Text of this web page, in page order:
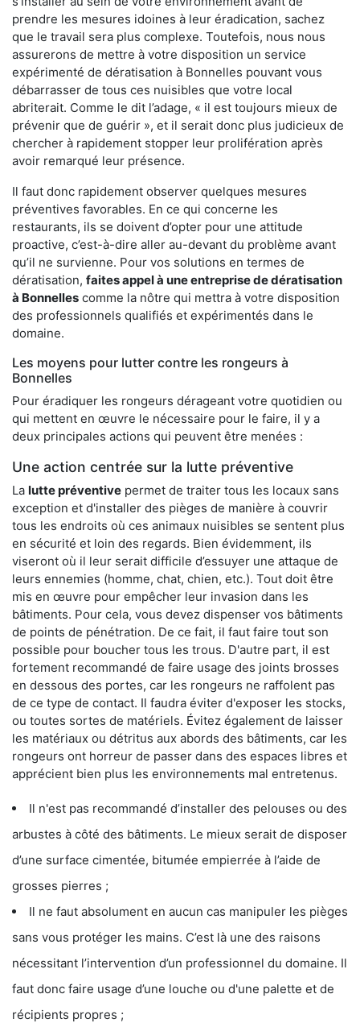
prendre les mesures idoines à leur éradication, sachez
que le travail sera plus complexe. Toutefois, nous nous
assurerons de mettre à votre disposition un service
expérimenté de dératisation à Bonnelles pouvant vous
débarrasser de tous ces nuisibles que votre local
abriterait. Comme le dit l’adage, « il est toujours mieux de
prévenir que de guérir », et il serait donc plus judicieux de
chercher à rapidement stopper leur prolifération après
avoir remarqué leur présence.
Il faut donc rapidement observer quelques mesures
préventives favorables. En ce qui concerne les
restaurants, ils se doivent d’opter pour une attitude
proactive, c’est-à-dire aller au-devant du problème avant
qu’il ne survienne. Pour vos solutions en termes de
dératisation, faites appel à une entreprise de dératisation
à Bonnelles comme la nôtre qui mettra à votre disposition
des professionnels qualifiés et expérimentés dans le
domaine.
Les moyens pour lutter contre les rongeurs à
Bonnelles
Pour éradiquer les rongeurs dérageant votre quotidien ou
qui mettent en œuvre le nécessaire pour le faire, il y a
deux principales actions qui peuvent être menées :
Une action centrée sur la lutte préventive
La lutte préventive permet de traiter tous les locaux sans
exception et d'installer des pièges de manière à couvrir
tous les endroits où ces animaux nuisibles se sentent plus
en sécurité et loin des regards. Bien évidemment, ils
viseront où il leur serait difficile d’essuyer une attaque de
leurs ennemies (homme, chat, chien, etc.). Tout doit être
mis en œuvre pour empêcher leur invasion dans les
bâtiments. Pour cela, vous devez dispenser vos bâtiments
de points de pénétration. De ce fait, il faut faire tout son
possible pour boucher tous les trous. D'autre part, il est
fortement recommandé de faire usage des joints brosses
en dessous des portes, car les rongeurs ne raffolent pas
de ce type de contact. Il faudra éviter d'exposer les stocks,
ou toutes sortes de matériels. Évitez également de laisser
les matériaux ou détritus aux abords des bâtiments, car les
rongeurs ont horreur de passer dans des espaces libres et
apprécient bien plus les environnements mal entretenus.
Il n'est pas recommandé d’installer des pelouses ou des
arbustes à côté des bâtiments. Le mieux serait de disposer
d’une surface cimentée, bitumée empierrée à l’aide de
grosses pierres ;
Il ne faut absolument en aucun cas manipuler les pièges
sans vous protéger les mains. C’est là une des raisons
nécessitant l’intervention d’un professionnel du domaine. Il
faut donc faire usage d’une louche ou d'une palette et de
récipients propres ;